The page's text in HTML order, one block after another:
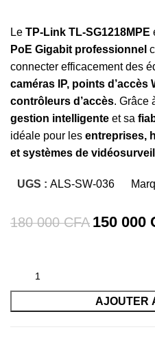
Le TP-Link TL-SG1218MPE
PoE Gigabit professionnel
connecter efficacement des
caméras IP, points d’accès
contrôleurs d’accès. Grâce
gestion intelligente et sa
idéale pour les entreprises,
et systèmes de
UGS : ALS-SW-036
180 000CFA 150 000
AJOUTER